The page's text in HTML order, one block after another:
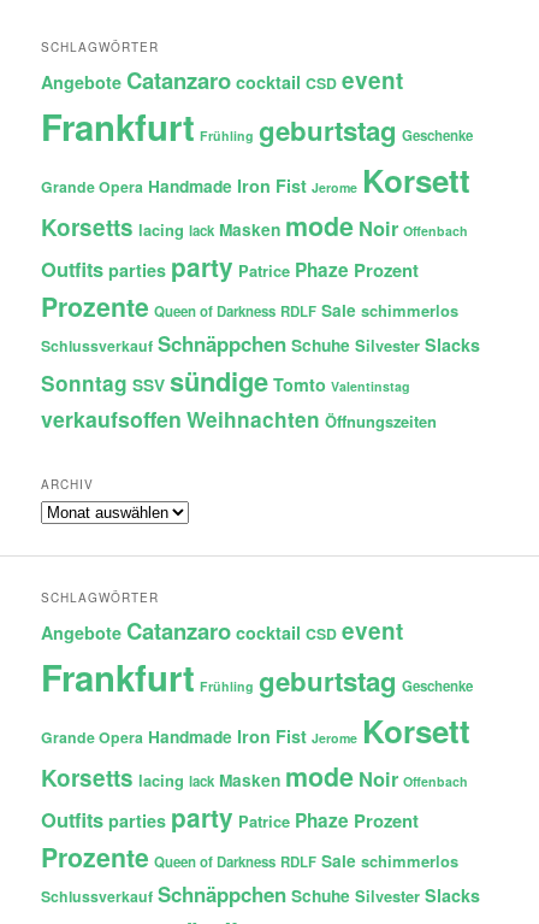
SCHLAGWÖRTER
Angebote Catanzaro cocktail CSD event
Frankfurt Frühling geburtstag Geschenke
Grande Opera Handmade Iron Fist Jerome Korsett
Korsetts lacing lack Masken mode Noir Offenbach
Outfits parties party Patrice Phaze Prozent
Prozente Queen of Darkness RDLF Sale schimmerlos
Schlussverkauf Schnäppchen Schuhe Silvester Slacks
Sonntag SSV sündige Tomto Valentinstag
verkaufsoffen Weihnachten Öffnungszeiten
ARCHIV
Archiv
SCHLAGWÖRTER
Angebote Catanzaro cocktail CSD event
Frankfurt Frühling geburtstag Geschenke
Grande Opera Handmade Iron Fist Jerome Korsett
Korsetts lacing lack Masken mode Noir Offenbach
Outfits parties party Patrice Phaze Prozent
Prozente Queen of Darkness RDLF Sale schimmerlos
Schlussverkauf Schnäppchen Schuhe Silvester Slacks